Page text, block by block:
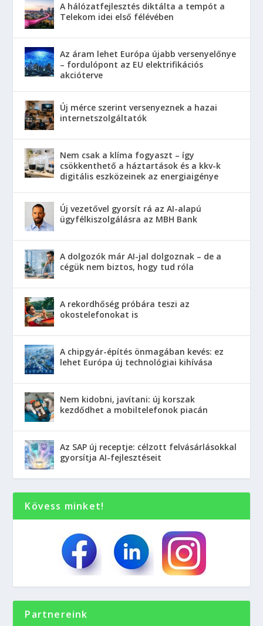
A hálózatfejlesztés diktálta a tempót a
Telekom idei első félévében
Az áram lehet Európa újabb versenyelőnye
– fordulópont az EU elektrifikációs
akcióterve
Új mérce szerint versenyeznek a hazai
internetszolgáltatók
Nem csak a klíma fogyaszt – így
csökkenthető a háztartások és a kkv-k
digitális eszközeinek az energiaigénye
Új vezetővel gyorsít rá az AI-alapú
ügyfélkiszolgálásra az MBH Bank
A dolgozók már AI-jal dolgoznak – de a
cégük nem biztos, hogy tud róla
A rekordhőség próbára teszi az
okostelefonokat is
A chipgyár-építés önmagában kevés: ez
lehet Európa új technológiai kihívása
Nem kidobni, javítani: új korszak
kezdődhet a mobiltelefonok piacán
Az SAP új receptje: célzott felvásárlásokkal
gyorsítja AI-fejlesztéseit
Kövess minket!
Partnereink